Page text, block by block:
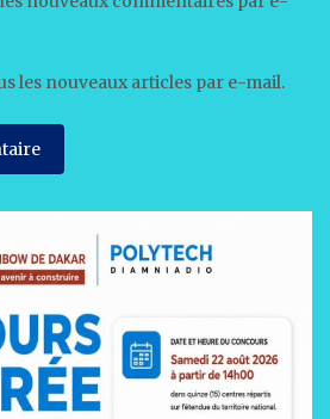
les nouveaux articles par e-mail.